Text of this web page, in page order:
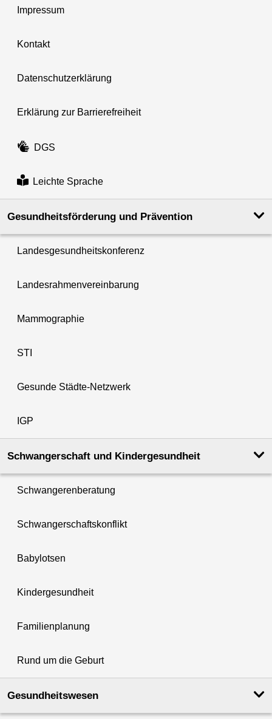
Impressum
Kontakt
Datenschutzerklärung
Erklärung zur Barrierefreiheit
DGS
Leichte Sprache
Gesundheits­förderung und Prävention
Landesgesundheitskonferenz
Landesrahmenvereinbarung
Mammographie
STI
Gesunde Städte-Netzwerk
IGP
Schwanger­schaft und Kinder­­gesundheit
Schwangerenberatung
Schwangerschaftskonflikt
Babylotsen
Kindergesundheit
Familienplanung
Rund um die Geburt
Gesundheits­wesen